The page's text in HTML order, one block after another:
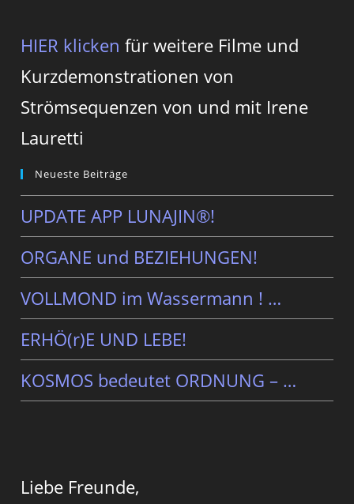
HIER klicken für weitere Filme und
Kurzdemonstrationen von
Strömsequenzen von und mit Irene
Lauretti
Neueste Beiträge
UPDATE APP LUNAJIN®!
ORGANE und BEZIEHUNGEN!
VOLLMOND im Wassermann ! …
ERHÖ(r)E UND LEBE!
KOSMOS bedeutet ORDNUNG – …
Liebe Freunde,